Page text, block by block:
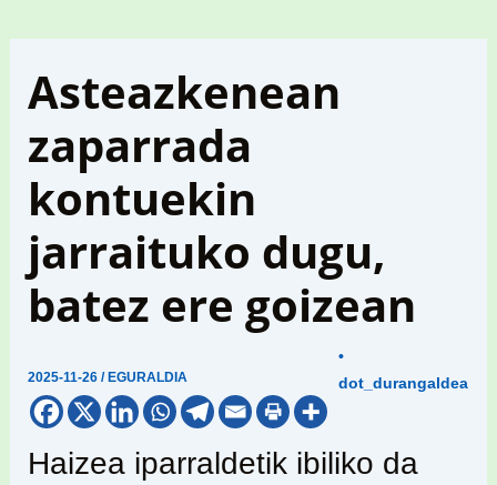
Asteazkenean
zaparrada
kontuekin
jarraituko dugu,
batez ere goizean
2025-11-26/ EGURALDIA
•
dot_durangaldea
Haizea iparraldetik ibiliko da